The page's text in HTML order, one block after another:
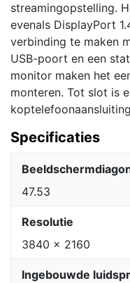
streamingopstelling.
evenals DisplayPort
verbinding te maken
USB-poort en een
monitor maken het
monteren. Tot slot is
Specificaties
47.53
Resolutie
3840 x 2160
Ingebouwde